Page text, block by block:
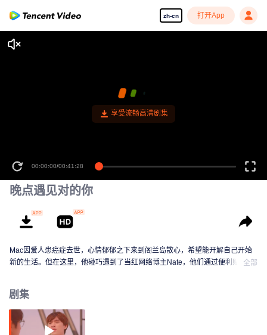
zh-cn 打开App
享受流畅高清剧集
00:00:00/00:41:28
晚点遇见对的你
Mac因爱人患癌症去世，心情郁郁之下来到阁兰岛散心，希望能开解自己开始
新的生活。但在这里，他碰巧遇到了当红网络博主Nate，他们通过便利贴交全部
剧集